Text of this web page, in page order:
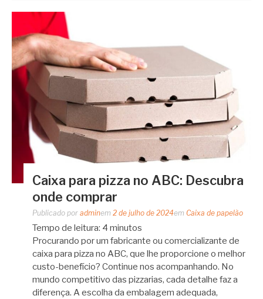
Caixa para pizza no ABC: Descubra
onde comprar
Publicado por adminem 2 de julho de 2024em Caixa de papelão
Tempo de leitura: 4 minutos
Procurando por um fabricante ou comercializante de
caixa para pizza no ABC, que lhe proporcione o melhor
custo-benefício? Continue nos acompanhando. No
mundo competitivo das pizzarias, cada detalhe faz a
diferença. A escolha da embalagem adequada,